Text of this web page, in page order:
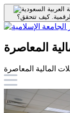
كيف تتحقق؟
المعاصرة
المالية المعاصرة